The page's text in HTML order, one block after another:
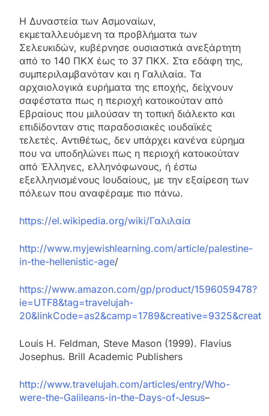
Η Δυναστεία των Ασμοναίων,
εκμεταλλευόμενη τα προβλήματα των
Σελευκιδών, κυβέρνησε ουσιαστικά ανεξάρτητη
από το 140 ΠΚΧ έως το 37 ΠΚΧ. Στα εδάφη της,
συμπεριλαμβανόταν και η Γαλιλαία. Τα
αρχαιολογικά ευρήματα της εποχής, δείχνουν
σαφέστατα πως η περιοχή κατοικούταν από
Εβραίους που μιλούσαν τη τοπική διάλεκτο και
επιδίδονταν στις παραδοσιακές ιουδαϊκές
τελετές. Αντιθέτως, δεν υπάρχει κανένα εύρημα
που να υποδηλώνει πως η περιοχή κατοικούταν
από Έλληνες, ελληνόφωνους, ή έστω
εξελληνισμένους Ιουδαίους, με την εξαίρεση των
πόλεων που αναφέραμε πιο πάνω.
https://el.wikipedia.org/wiki/Γαλιλαία
http://www.myjewishlearning.com/article/palestine-
in-the-hellenistic-age/
https://www.amazon.com/gp/product/1596059478?
ie=UTF8&tag=travelujah-
Louis H. Feldman, Steve Mason (1999). Flavius
Josephus. Brill Academic Publishers
http://www.travelujah.com/articles/entry/Who-
were-the-Galileans-in-the-Days-of-Jesus–